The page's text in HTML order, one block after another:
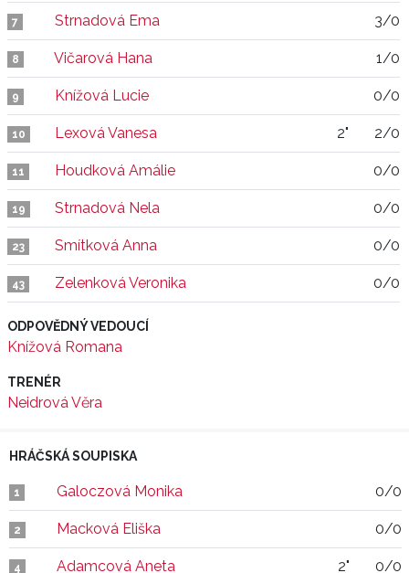
7 Strnadová Ema 3/0
8 Vičarová Hana 1/0
9 Knížová Lucie 0/0
10 Lexová Vanesa 2" 2/0
11 Houdková Amálie 0/0
19 Strnadová Nela 0/0
23 Smítková Anna 0/0
43 Zelenková Veronika 0/0
ODPOVĚDNÝ VEDOUCÍ
Knížová Romana
TRENÉR
Neidrová Věra
HRÁČSKÁ SOUPISKA
1 Galoczová Monika 0/0
2 Macková Eliška 0/0
4 Adamcová Aneta 2" 0/0